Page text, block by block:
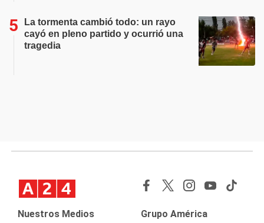
La tormenta cambió todo: un rayo
cayó en pleno partido y ocurrió una
tragedia
Nuestros Medios Grupo América